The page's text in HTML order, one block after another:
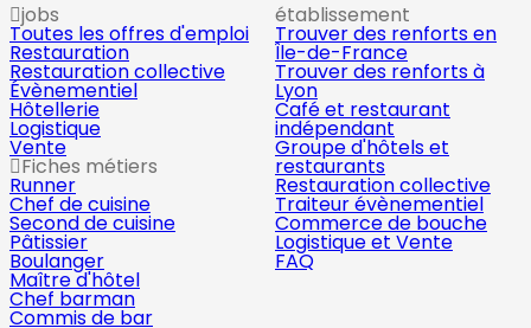
jobs
Toutes les offres d'emploi
Restauration
Restauration collective
Évènementiel
Hôtellerie
Logistique
Vente
Fiches métiers
Runner
Chef de cuisine
Second de cuisine
Pâtissier
Boulanger
Maître d'hôtel
Chef barman
Commis de bar
établissement
Trouver des renforts en
Île-de-France
Trouver des renforts à
Lyon
Café et restaurant
indépendant
Groupe d'hôtels et
restaurants
Restauration collective
Traiteur évènementiel
Commerce de bouche
Logistique et Vente
FAQ